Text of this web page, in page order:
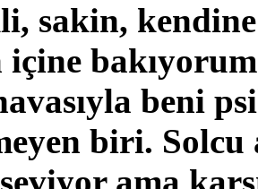
sakin,
beni
biri. Solcu